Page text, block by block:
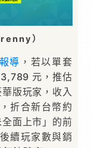
）
導 ，若以單套
元，推估
版玩家，收入
折合新台幣約
面上市」的前
續玩家數與銷